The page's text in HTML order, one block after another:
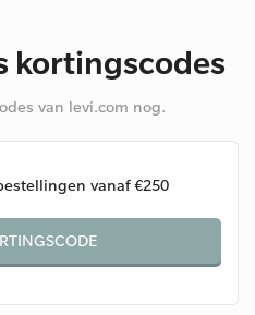
kortingscodes
van levi.com nog.
vanaf €250